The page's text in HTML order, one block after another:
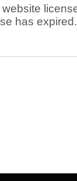
website
has expired.